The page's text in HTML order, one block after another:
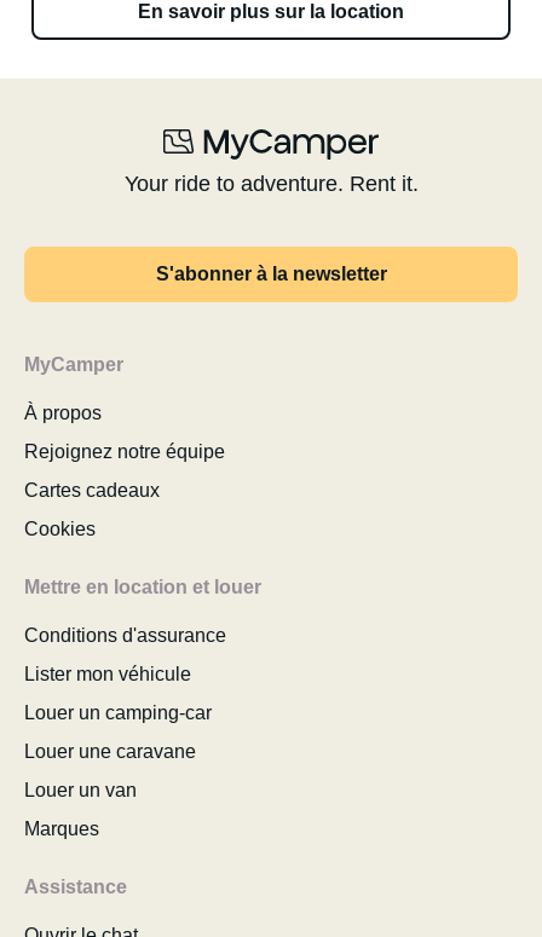
En savoir plus sur la location
Your ride to adventure. Rent it.
S'abonner à la newsletter
MyCamper
À propos
Rejoignez notre équipe
Cartes cadeaux
Cookies
Mettre en location et louer
Conditions d'assurance
Lister mon véhicule
Louer un camping-car
Louer une caravane
Louer un van
Marques
Assistance